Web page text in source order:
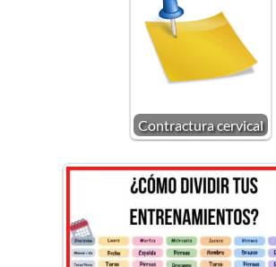
Contractura cervical